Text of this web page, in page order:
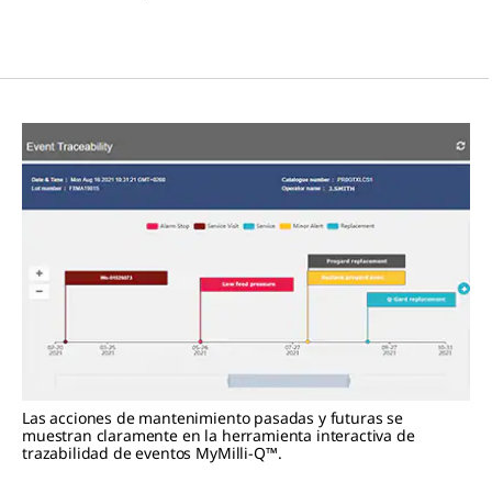
Las acciones de mantenimiento pasadas y futuras se
muestran claramente en la herramienta interactiva de
trazabilidad de eventos MyMilli-Q™.